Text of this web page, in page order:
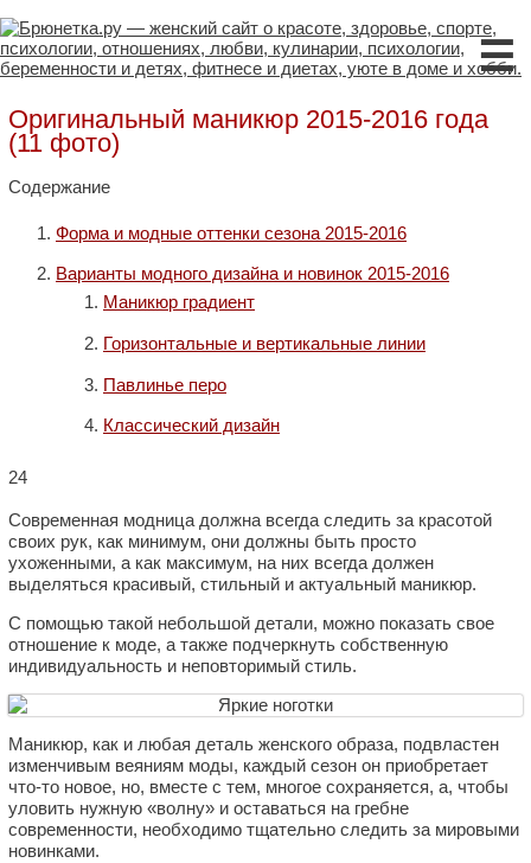
☰
Оригинальный маникюр 2015-2016 года
(11 фото)
Содержание
Форма и модные оттенки сезона 2015-2016
Варианты модного дизайна и новинок 2015-2016
Маникюр градиент
Горизонтальные и вертикальные линии
Павлинье перо
Классический дизайн
24
Современная модница должна всегда следить за красотой
своих рук, как минимум, они должны быть просто
ухоженными, а как максимум, на них всегда должен
выделяться красивый, стильный и актуальный маникюр.
С помощью такой небольшой детали, можно показать свое
отношение к моде, а также подчеркнуть собственную
индивидуальность и неповторимый стиль.
Маникюр, как и любая деталь женского образа, подвластен
изменчивым веяниям моды, каждый сезон он приобретает
что-то новое, но, вместе с тем, многое сохраняется, а, чтобы
уловить нужную «волну» и оставаться на гребне
современности, необходимо тщательно следить за мировыми
новинками.